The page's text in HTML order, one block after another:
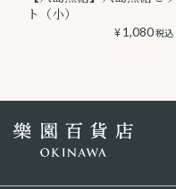
ト（小）
¥1,080税込